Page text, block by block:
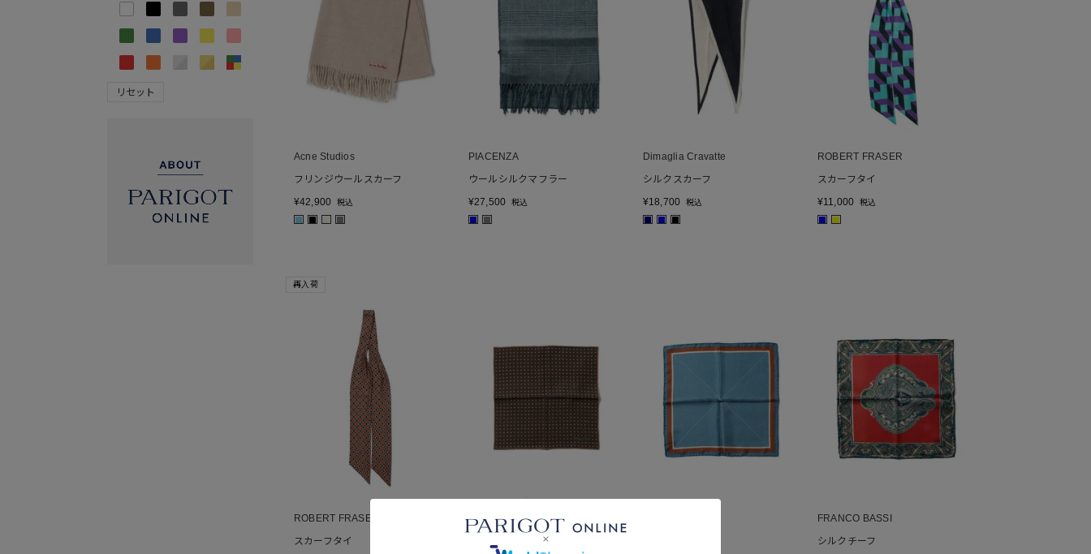
リセット
Acne Studios
フリンジウールスカーフ
¥42,900 税込
■ ■ ■
PIACENZA
ウールシルクマフラー
¥27,500 税込
■ ■
Dimaglia Cravatte
シルクスカーフ
¥18,700 税込
■ ■ ■
ROBERT FRASER
スカーフタイ
¥11,000 税込
■ ■
再入荷
ROBERT FRASER
スカーフタイ
Holliday & Brown
FRANCO BASSI
シルクチーフ